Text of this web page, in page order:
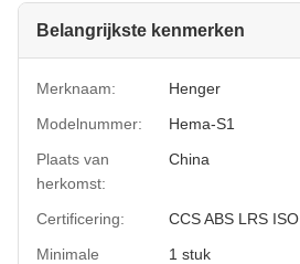
Belangrijkste kenmerken
Merknaam:
Henger
Modelnummer:
Hema-S1
Plaats van
herkomst:
China
Certificering:
CCS ABS LRS ISO
Minimale
1 stuk